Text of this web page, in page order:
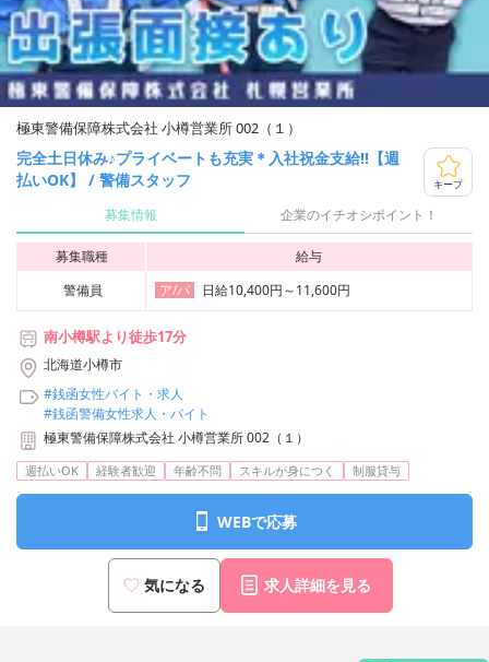
極東警備保障株式会社 小樽営業所 002（１）
完全土日休み♪プライベートも充実＊入社祝金支給!!【週
払いOK】 / 警備スタッフ
キープ
募集情報 企業のイチオシポイント！
募集職種
給与
警備員
ア/パ 日給10,400円～11,600円
南小樽駅より徒歩17分
北海道小樽市
#銭函女性バイト・求人
#銭函警備女性求人・バイト
極東警備保障株式会社 小樽営業所 002（１）
週払いOK 経験者歓迎 年齢不問 スキルが身につく 制服貸与
WEBで応募
気になる 求人詳細を見る